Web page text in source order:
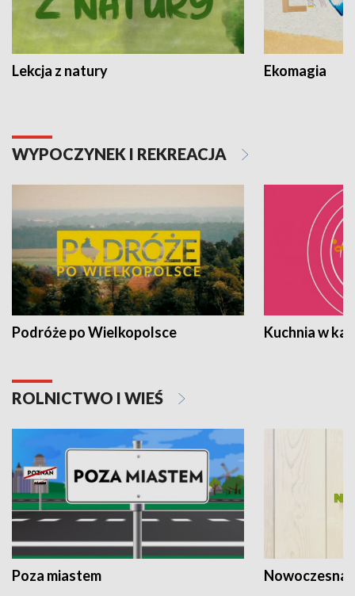
Lekcja z natury Ekomagia
WYPOCZYNEK I REKREACJA
Podróże po Wielkopolsce Kuchnia w
ROLNICTWO I WIEŚ
Poza miastem Nowoczesna